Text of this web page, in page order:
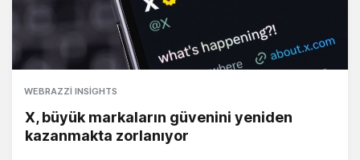
WEBRAZZI INSIGHTS
X, büyük markaların güvenini yeniden
kazanmakta zorlanıyor